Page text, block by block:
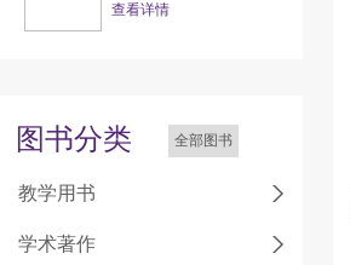
查看详情
图书分类 全部图书
教学用书
学术著作